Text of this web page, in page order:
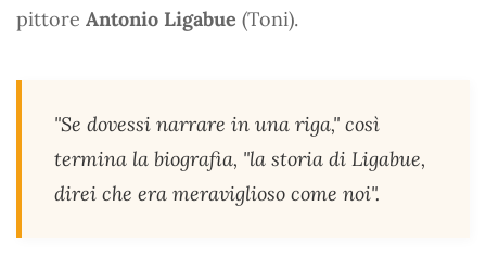
pittore Antonio Ligabue (Toni).
"Se dovessi narrare in una riga," così
termina la biografia, "la storia di Ligabue,
direi che era meraviglioso come noi".